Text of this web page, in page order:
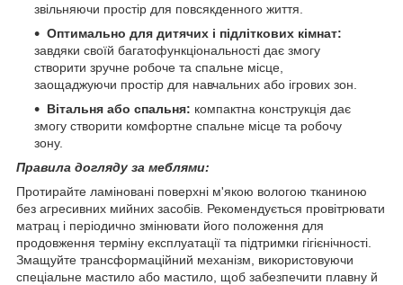
звільняючи простір для повсякденного життя.
Оптимально для дитячих і підліткових кімнат:
завдяки своїй багатофункціональності дає змогу
створити зручне робоче та спальне місце,
заощаджуючи простір для навчальних або ігрових зон.
Вітальня або спальня: компактна конструкція дає
змогу створити комфортне спальне місце та робочу
зону.
Правила догляду за меблями:
Протирайте ламіновані поверхні м'якою вологою тканиною
без агресивних мийних засобів. Рекомендується провітрювати
матрац і періодично змінювати його положення для
продовження терміну експлуатації та підтримки гігієнічності.
Змащуйте трансформаційний механізм, використовуючи
спеціальне мастило або мастило, щоб забезпечити плавну й